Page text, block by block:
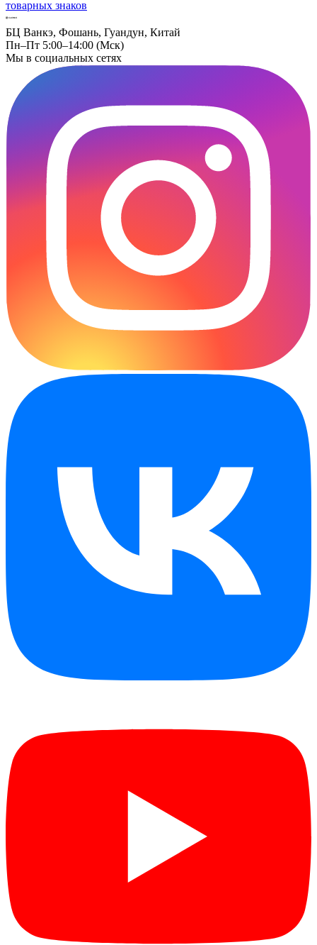
товарных знаков
БЦ Ванкэ, Фошань, Гуандун, Китай
Пн–Пт 5:00–14:00 (Мск)
Мы в социальных сетях